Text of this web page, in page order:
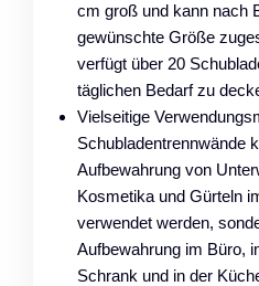
cm groß und kann nach
gewünschte Größe
verfügt über 20
täglichen Bedarf zu
Vielseitige
Schubladentrennwände
Aufbewahrung von
Kosmetika und Gürteln
verwendet werden,
Aufbewahrung im Büro,
Schrank und in der